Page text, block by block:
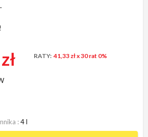
RATY: 41,33 złx 30 rat 0%
4 l